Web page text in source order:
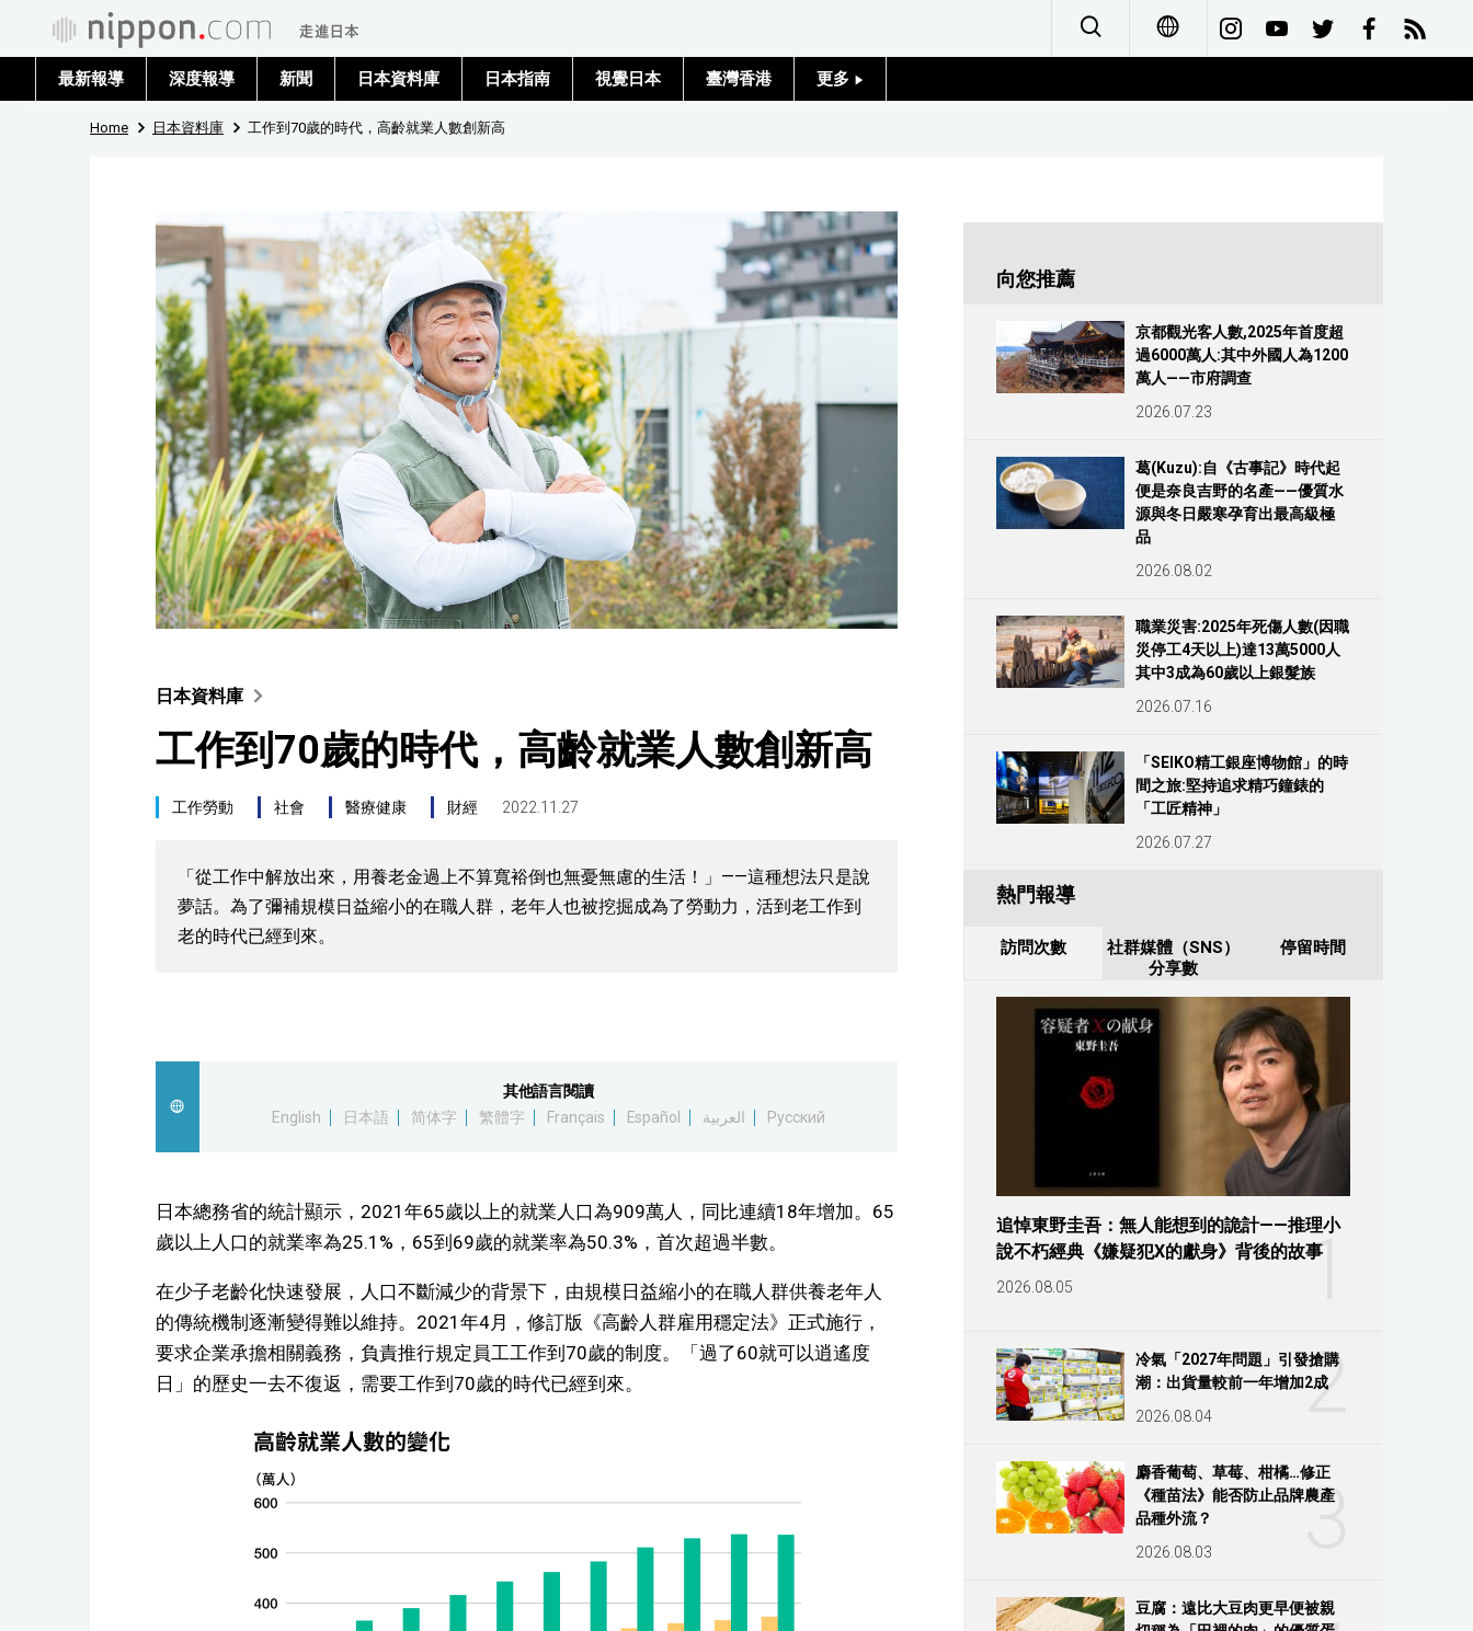
العربية
Русский
最新報導 深度報導 新聞 日本資料庫 日本指南 視覺日本 臺灣香港 更多
政治外交
社會
文化
生活
運動
東京
Home 日本資料庫 工作到70歲的時代，高齡就業人數創新高
日本資料庫
工作到70歲的時代，高齡就業人數創新高
工作勞動 社會 醫療健康 財經 2022.11.27
「從工作中解放出來，用養老金過上不算寬裕倒也無憂無慮的生活！」——這種想法只是說
夢話。為了彌補規模日益縮小的在職人群，老年人也被挖掘成為了勞動力，活到老工作到
老的時代已經到來。
其他語言閱讀
English
日本語 简体字 繁體字 Français Español العربية Русский
日本總務省的統計顯示，2021年65歲以上的就業人口為909萬人，同比連續18年增加。65
歲以上人口的就業率為25.1%，65到69歲的就業率為50.3%，首次超過半數。
在少子老齡化快速發展，人口不斷減少的背景下，由規模日益縮小的在職人群供養老年人
的傳統機制逐漸變得難以維持。2021年4月，修訂版《高齡人群雇用穩定法》正式施行，
要求企業承擔相關義務，負責推行規定員工工作到70歲的制度。「過了60就可以逍遙度
日」的歷史一去不復返，需要工作到70歲的時代已經到來。
向您推薦
京都觀光客人數,2025年首度超
過6000萬人:其中外國人為1200
萬人——市府調查
2026.07.23
葛(Kuzu):自《古事記》時代起
便是奈良吉野的名產——優質水
源與冬日嚴寒孕育出最高級極
品
2026.08.02
職業災害:2025年死傷人數(因職
災停工4天以上)達13萬5000人
其中3成為60歲以上銀髮族
2026.07.16
「SEIKO精工銀座博物館」的時
間之旅:堅持追求精巧鐘錶的
「工匠精神」
2026.07.27
熱門報導
訪問次數
社群媒體（SNS）
分享數
停留時間
1
追悼東野圭吾：無人能想到的詭計——推理小
說不朽經典《嫌疑犯X的獻身》背後的故事
2026.08.05
2
冷氣「2027年問題」引發搶購
潮：出貨量較前一年增加2成
2026.08.04
3
麝香葡萄、草莓、柑橘…修正
《種苗法》能否防止品牌農產
品種外流？
2026.08.03
豆腐：遠比大豆肉更早便被親